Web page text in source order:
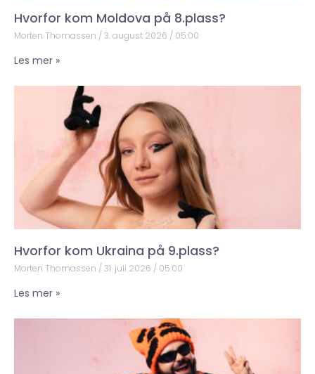
Hvorfor kom Moldova på 8.plass?
Morten Thomassen 3. august 2026 05:00
Les mer »
Hvorfor kom Ukraina på 9.plass?
Morten Thomassen 31. juli 2026 05:00
Les mer »